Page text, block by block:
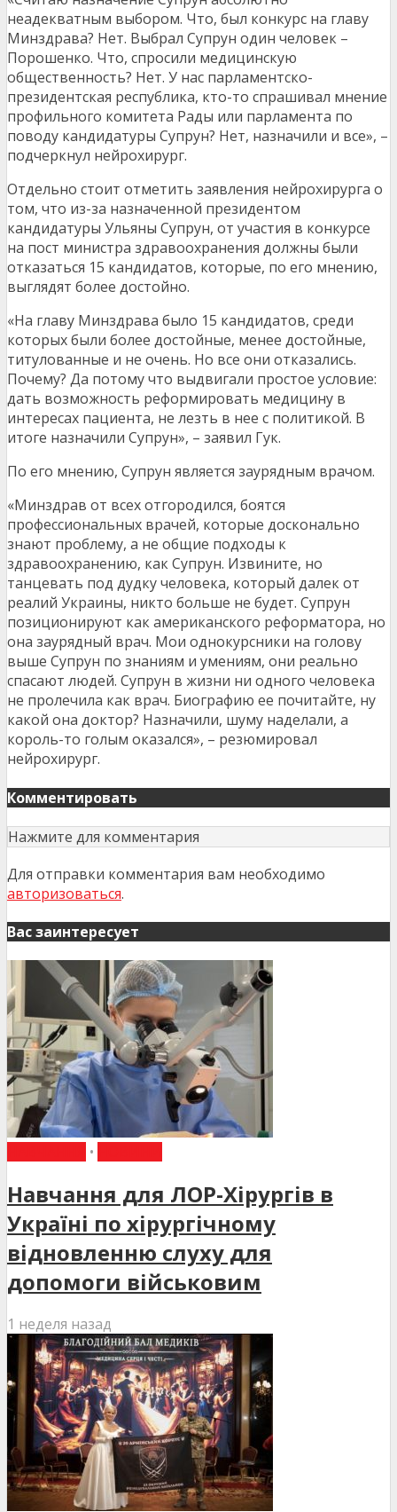
неадекватным выбором. Что, был конкурс на главу
Минздрава? Нет. Выбрал Супрун один человек –
Порошенко. Что, спросили медицинскую
общественность? Нет. У нас парламентско-
президентская республика, кто-то спрашивал мнение
профильного комитета Рады или парламента по
поводу кандидатуры Супрун? Нет, назначили и все», –
подчеркнул нейрохирург.
Отдельно стоит отметить заявления нейрохирурга о
том, что из-за назначенной президентом
кандидатуры Ульяны Супрун, от участия в конкурсе
на пост министра здравоохранения должны были
отказаться 15 кандидатов, которые, по его мнению,
выглядят более достойно.
«На главу Минздрава было 15 кандидатов, среди
которых были более достойные, менее достойные,
титулованные и не очень. Но все они отказались.
Почему? Да потому что выдвигали простое условие:
дать возможность реформировать медицину в
интересах пациента, не лезть в нее с политикой. В
итоге назначили Супрун», – заявил Гук.
По его мнению, Супрун является заурядным врачом.
«Минздрав от всех отгородился, боятся
профессиональных врачей, которые досконально
знают проблему, а не общие подходы к
здравоохранению, как Супрун. Извините, но
танцевать под дудку человека, который далек от
реалий Украины, никто больше не будет. Супрун
позиционируют как американского реформатора, но
она заурядный врач. Мои однокурсники на голову
выше Супрун по знаниям и умениям, они реально
спасают людей. Супрун в жизни ни одного человека
не пролечила как врач. Биографию ее почитайте, ну
какой она доктор? Назначили, шуму наделали, а
король-то голым оказался», – резюмировал
нейрохирург.
Комментировать
Нажмите для комментария
Для отправки комментария вам необходимо
авторизоваться.
Вас заинтересует
•
Навчання для ЛОР-Хірургів в
Україні по хірургічному
відновленню слуху для
допомоги військовим
1 неделя назад